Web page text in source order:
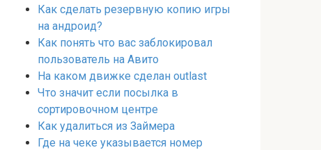
Как сделать резервную копию игры
на андроид?
Как понять что вас заблокировал
пользователь на Авито
На каком движке сделан outlast
Что значит если посылка в
сортировочном центре
Как удалиться из Займера
Где на чеке указывается номер